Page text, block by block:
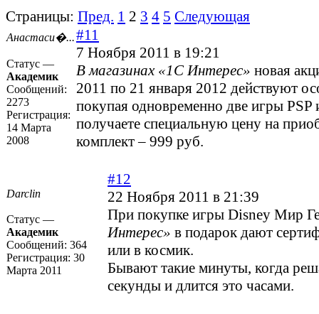
Страницы: Пред. 1 2 3 4 5 Следующая
Анастаси�...
Статус —
Академик
Сообщений:
2273
Регистрация:
14 Марта
2008
#11
7 Ноября 2011 в 19:21
В магазинах «1С Интерес» новая
2011 по 21 января 2012 действуют
покупая одновременно две игры PSP
получаете специальную цену на
комплект – 999 руб.
Darclin
Статус —
Академик
Сообщений: 364
Регистрация: 30
Марта 2011
#12
22 Ноября 2011 в 21:39
При покупке игры Disney Мир
Интерес» в подарок дают
или в космик.
Бывают такие минуты, когда
секунды и длится это часами.